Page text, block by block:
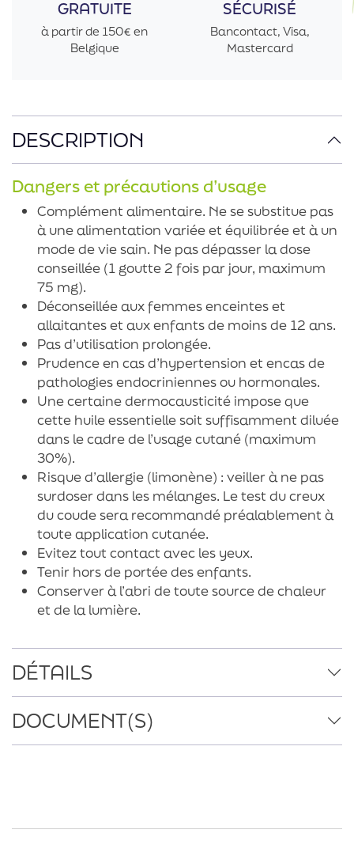
DESCRIPTION
Dangers et précautions d’usage
Complément alimentaire. Ne se substitue pas
à une alimentation variée et équilibrée et à un
mode de vie sain. Ne pas dépasser la dose
conseillée (1 goutte 2 fois par jour, maximum
75 mg).
Déconseillée aux femmes enceintes et
allaitantes et aux enfants de moins de 12 ans.
Pas d’utilisation prolongée.
Prudence en cas d’hypertension et encas de
pathologies endocriniennes ou hormonales.
Une certaine dermocausticité impose que
cette huile essentielle soit suffisamment diluée
dans le cadre de l’usage cutané (maximum
30%).
Risque d’allergie (limonène) : veiller à ne pas
surdoser dans les mélanges. Le test du creux
du coude sera recommandé préalablement à
toute application cutanée.
Evitez tout contact avec les yeux.
Tenir hors de portée des enfants.
Conserver à l’abri de toute source de chaleur
et de la lumière.
DÉTAILS
DOCUMENT(S)
GRATUITE
à partir de 150€ en
Belgique
SÉCURISÉ
Bancontact, Visa,
Mastercard